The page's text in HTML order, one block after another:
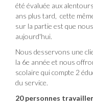
été évaluée aux
ans plus tard, cette
sur la partie est que
aujourd'hui.
Nous desservons une
la 6e année et nous
scolaire qui compte 2
du service.
20 personnes